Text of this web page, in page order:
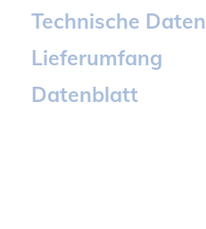
Technische Daten
Lieferumfang
Datenblatt